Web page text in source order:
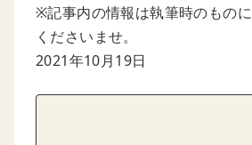
※記事内の情報は執筆時のもの
くださいませ。
2021年10月19日